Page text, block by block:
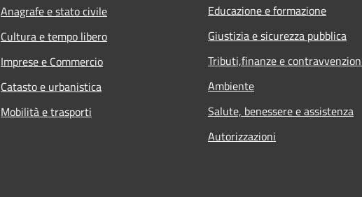
Anagrafe e stato civile
Cultura e tempo libero
Imprese e Commercio
Catasto e urbanistica
Mobilità e trasporti
Educazione e formazione
Giustizia e sicurezza pubblica
Tributi,finanze e
Ambiente
Salute, benessere e assistenza
Autorizzazioni